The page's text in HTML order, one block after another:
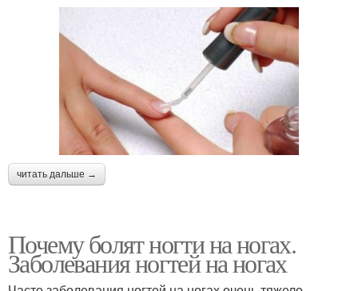
читать дальше →
Почему болят ногти на ногах.
Заболевания ногтей на ногах